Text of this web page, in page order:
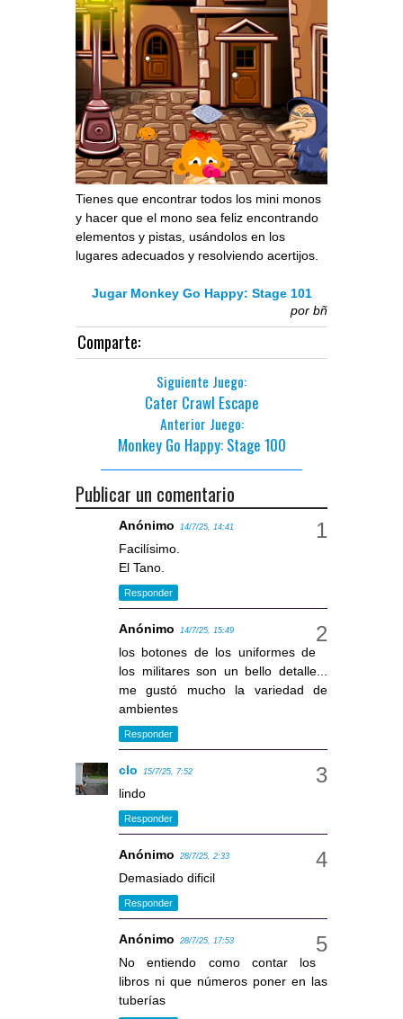
Tienes que encontrar todos los mini monos
y hacer que el mono sea feliz encontrando
elementos y pistas, usándolos en los
lugares adecuados y resolviendo acertijos.
Jugar Monkey Go Happy: Stage 101
por bñ
Comparte:
Siguiente Juego:
Cater Crawl Escape
Anterior Juego:
Monkey Go Happy: Stage 100
Publicar un comentario
Anónimo 14/7/25, 14:41
Facilísimo.
El Tano.
Responder
Anónimo 14/7/25, 15:49
los botones de los uniformes de
los militares son un bello detalle...
me gustó mucho la variedad de
ambientes
Responder
clo 15/7/25, 7:52
lindo
Responder
Anónimo 28/7/25, 2:33
Demasiado dificil
Responder
Anónimo 28/7/25, 17:53
No entiendo como contar los
libros ni que números poner en las
tuberías